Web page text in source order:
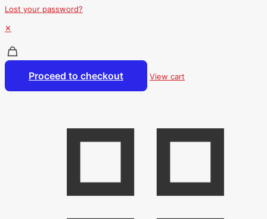
Lost your password?
✕
Proceed to checkout View cart